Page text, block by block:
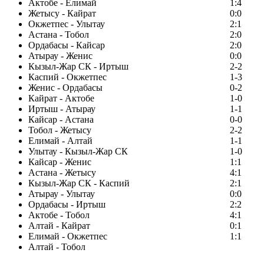
Актобе - Елимай
1:4
Жетысу - Кайрат
0:0
Окжетпес - Улытау
2:1
Астана - Тобол
2:0
Ордабасы - Кайсар
2:0
Атырау - Женис
0:0
Кызыл-Жар СК - Иртыш
2-2
Каспий - Окжетпес
1-3
Женис - Ордабасы
0-2
Кайрат - Актобе
1-0
Иртыш - Атырау
1-1
Кайсар - Астана
0-0
Тобол - Жетысу
2-2
Елимай - Алтай
1-1
Улытау - Кызыл-Жар СК
1-0
Кайсар - Женис
1:1
Астана - Жетысу
4:1
Кызыл-Жар СК - Каспий
2:1
Атырау - Улытау
0:0
Ордабасы - Иртыш
2:2
Актобе - Тобол
4:1
Алтай - Кайрат
0:1
Елимай - Окжетпес
1:1
Алтай - Тобол